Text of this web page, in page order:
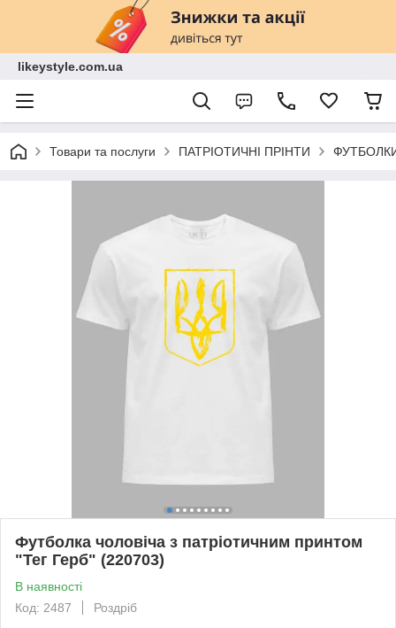
likeystyle.com.ua
Товари та послуги ПАТРІОТИЧНІ ПРІНТИ
Футболка чоловіча з патріотичним принтом
"Тег Герб" (220703)
В наявності
Код: 2487
Роздріб